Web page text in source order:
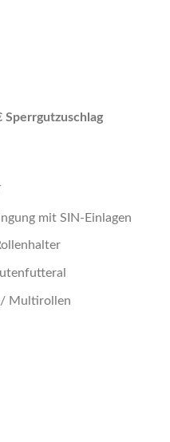
Sperrgutzuschlag
mit SIN-Einlagen
/ Multirollen